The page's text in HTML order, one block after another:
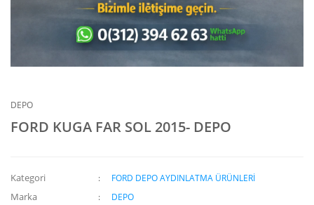
DEPO
FORD KUGA FAR SOL 2015- DEPO
Kategori FORD DEPO AYDINLATMA ÜRÜNLERİ
Marka DEPO
FAR SİNYAL STOP
ÖN TAKIM
ÖN TAKIM
ÖN TAKIM
ÖN TAKIM
ÖN TAKIM
ÖN TAKIM
ÖN TAKIM
ÖN TAKIM
ÖN TAKIM
ÖN TAKIM
ÖN TAKIM
ÖN TAKIM
ÖN TAKIM
ÖN TAKIM
ÖN TAKIM
ÖN TAKIM
ÖN TAKIM
ÖN TAKIM
ÖN TAKIM
ÖN TAKIM
ÖN TAKIM
ÖN TAKIM
ÖN TAKIM
ÖN TAKIM
ÖN TAKIM
ÖN TAKIM
ÖN TAKIM
ÖN TAKIM
ÖN TAKIM